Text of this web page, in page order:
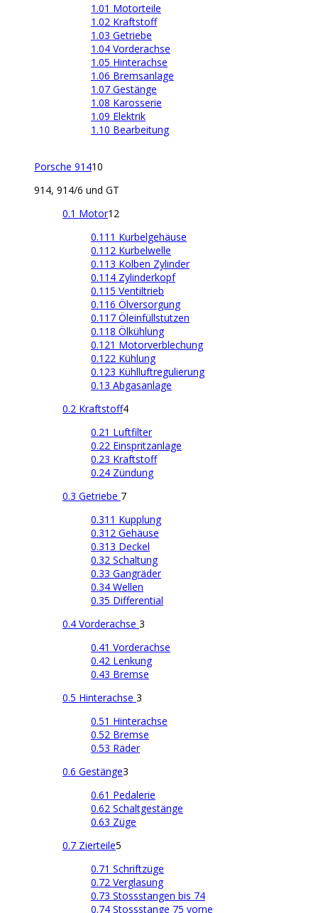
1.01 Motorteile
1.02 Kraftstoff
1.03 Getriebe
1.04 Vorderachse
1.05 Hinterachse
1.06 Bremsanlage
1.07 Gestänge
1.08 Karosserie
1.09 Elektrik
1.10 Bearbeitung
Porsche 91410
914, 914/6 und GT
0.1 Motor12
0.111 Kurbelgehäuse
0.112 Kurbelwelle
0.113 Kolben Zylinder
0.114 Zylinderkopf
0.115 Ventiltrieb
0.116 Ölversorgung
0.117 Öleinfüllstutzen
0.118 Ölkühlung
0.121 Motorverblechung
0.122 Kühlung
0.123 Kühlluftregulierung
0.13 Abgasanlage
0.2 Kraftstoff4
0.21 Luftfilter
0.22 Einspritzanlage
0.23 Kraftstoff
0.24 Zündung
0.3 Getriebe 7
0.311 Kupplung
0.312 Gehäuse
0.313 Deckel
0.32 Schaltung
0.33 Gangräder
0.34 Wellen
0.35 Differential
0.4 Vorderachse 3
0.41 Vorderachse
0.42 Lenkung
0.43 Bremse
0.5 Hinterachse 3
0.51 Hinterachse
0.52 Bremse
0.53 Räder
0.6 Gestänge3
0.61 Pedalerie
0.62 Schaltgestänge
0.63 Züge
0.7 Zierteile5
0.71 Schriftzüge
0.72 Verglasung
0.73 Stossstangen bis 74
0.74 Stossstange 75 vorne